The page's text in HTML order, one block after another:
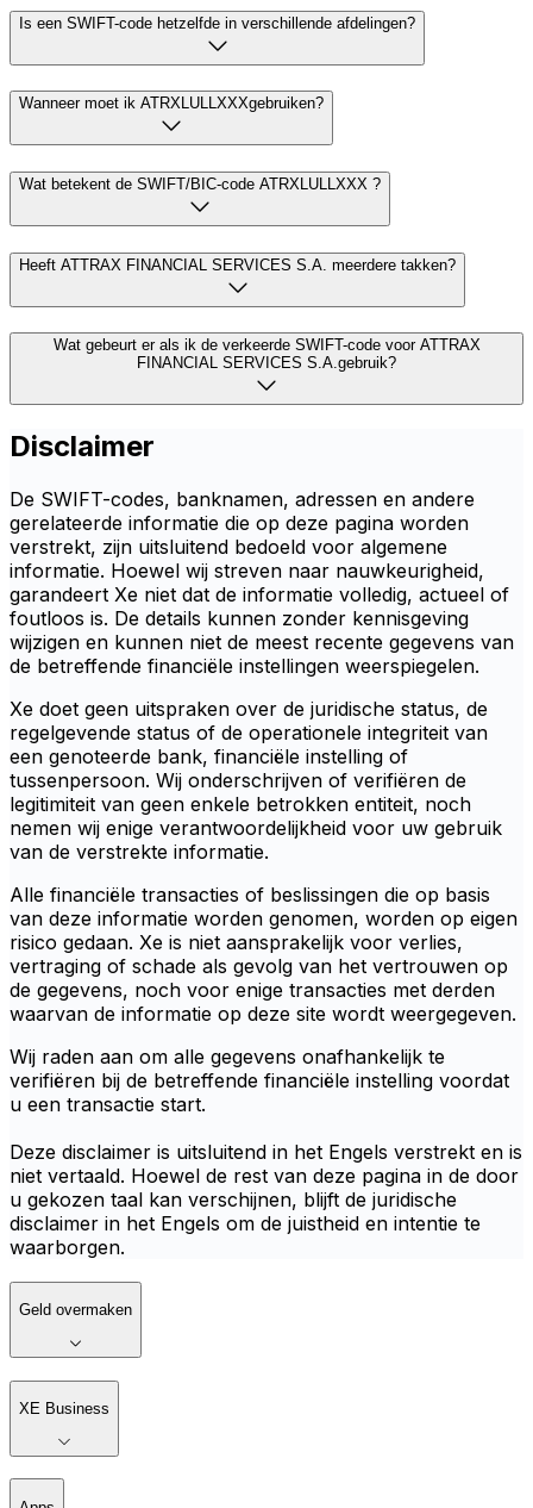
Is een SWIFT-code hetzelfde in verschillende afdelingen?
Wanneer moet ik ATRXLULLXXXgebruiken?
Wat betekent de SWIFT/BIC-code ATRXLULLXXX ?
Heeft ATTRAX FINANCIAL SERVICES S.A. meerdere takken?
Wat gebeurt er als ik de verkeerde SWIFT-code voor ATTRAX
FINANCIAL SERVICES S.A.gebruik?
Disclaimer
De SWIFT-codes, banknamen, adressen en andere
gerelateerde informatie die op deze pagina worden
verstrekt, zijn uitsluitend bedoeld voor algemene
informatie. Hoewel wij streven naar nauwkeurigheid,
garandeert Xe niet dat de informatie volledig, actueel of
foutloos is. De details kunnen zonder kennisgeving
wijzigen en kunnen niet de meest recente gegevens van
de betreffende financiële instellingen weerspiegelen.
Xe doet geen uitspraken over de juridische status, de
regelgevende status of de operationele integriteit van
een genoteerde bank, financiële instelling of
tussenpersoon. Wij onderschrijven of verifiëren de
legitimiteit van geen enkele betrokken entiteit, noch
nemen wij enige verantwoordelijkheid voor uw gebruik
van de verstrekte informatie.
Alle financiële transacties of beslissingen die op basis
van deze informatie worden genomen, worden op eigen
risico gedaan. Xe is niet aansprakelijk voor verlies,
vertraging of schade als gevolg van het vertrouwen op
de gegevens, noch voor enige transacties met derden
waarvan de informatie op deze site wordt weergegeven.
Wij raden aan om alle gegevens onafhankelijk te
verifiëren bij de betreffende financiële instelling voordat
u een transactie start.
Deze disclaimer is uitsluitend in het Engels verstrekt en is
niet vertaald. Hoewel de rest van deze pagina in de door
u gekozen taal kan verschijnen, blijft de juridische
disclaimer in het Engels om de juistheid en intentie te
waarborgen.
Geld overmaken
XE Business